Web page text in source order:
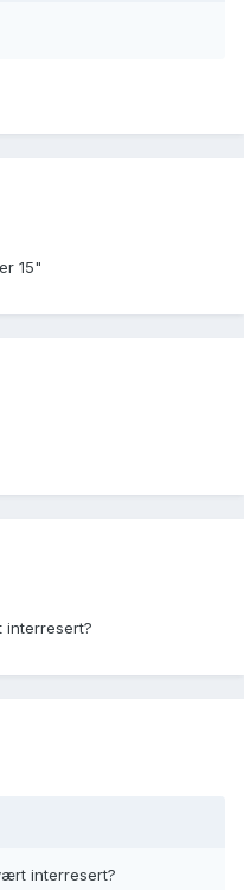
15"
interresert?
interresert?